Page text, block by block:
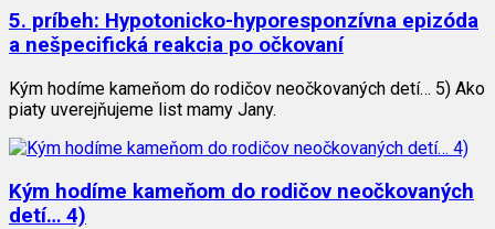
5. príbeh: Hypotonicko-hyporesponzívna epizóda
a nešpecifická reakcia po očkovaní
Kým hodíme kameňom do rodičov neočkovaných detí… 5) Ako
piaty uverejňujeme list mamy Jany.
Kým hodíme kameňom do rodičov neočkovaných
detí… 4)